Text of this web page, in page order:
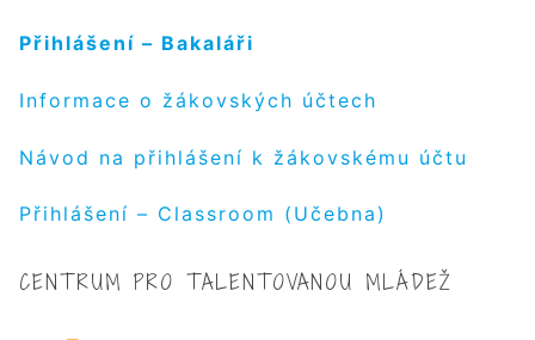
Přihlášení – Bakaláři
Informace o žákovských účtech
Návod na přihlášení k žákovskému účtu
Přihlášení – Classroom (Učebna)
CENTRUM PRO TALENTOVANOU MLÁDEŽ